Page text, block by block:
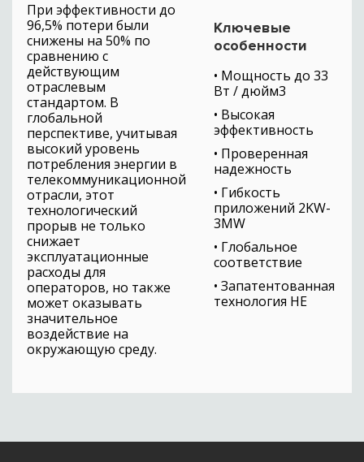
При эффективности до
96,5% потери были
снижены на 50% по
сравнению с
действующим
отраслевым
стандартом. В
глобальной
перспективе, учитывая
высокий уровень
потребления энергии в
телекоммуникационной
отрасли, этот
технологический
прорыв не только
снижает
эксплуатационные
расходы для
операторов, но также
может оказывать
значительное
воздействие на
окружающую среду.
Ключевые
особенности
• Мощность до 33
Вт / дюйм3
• Высокая
эффективность
• Проверенная
надежность
• Гибкость
приложений 2KW-
3MW
• Глобальное
соответствие
• Запатентованная
технология HE